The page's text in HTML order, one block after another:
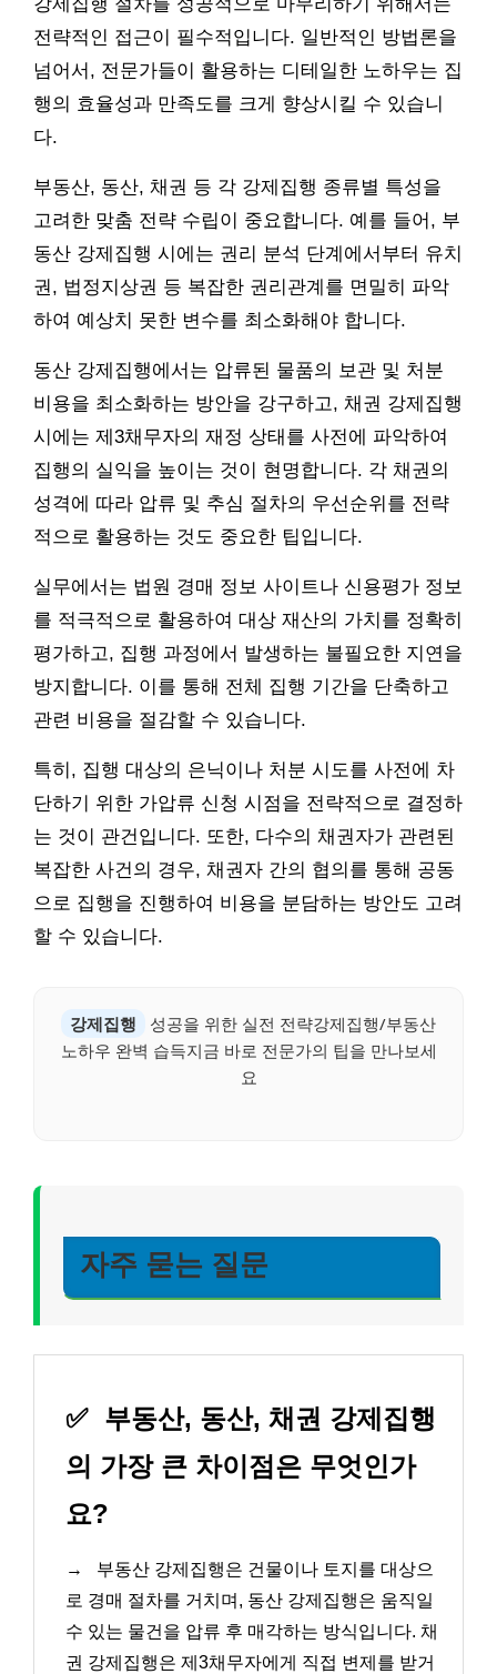
전략적인 접근이 필수적입니다. 일반적인 방법론을
넘어서, 전문가들이 활용하는 디테일한 노하우는 집
행의 효율성과 만족도를 크게 향상시킬 수 있습니
다.
부동산, 동산, 채권 등 각 강제집행 종류별 특성을
고려한 맞춤 전략 수립이 중요합니다. 예를 들어, 부
동산 강제집행 시에는 권리 분석 단계에서부터 유치
권, 법정지상권 등 복잡한 권리관계를 면밀히 파악
하여 예상치 못한 변수를 최소화해야 합니다.
동산 강제집행에서는 압류된 물품의 보관 및 처분
비용을 최소화하는 방안을 강구하고, 채권 강제집행
시에는 제3채무자의 재정 상태를 사전에 파악하여
집행의 실익을 높이는 것이 현명합니다. 각 채권의
성격에 따라 압류 및 추심 절차의 우선순위를 전략
적으로 활용하는 것도 중요한 팁입니다.
실무에서는 법원 경매 정보 사이트나 신용평가 정보
를 적극적으로 활용하여 대상 재산의 가치를 정확히
평가하고, 집행 과정에서 발생하는 불필요한 지연을
방지합니다. 이를 통해 전체 집행 기간을 단축하고
관련 비용을 절감할 수 있습니다.
특히, 집행 대상의 은닉이나 처분 시도를 사전에 차
단하기 위한 가압류 신청 시점을 전략적으로 결정하
는 것이 관건입니다. 또한, 다수의 채권자가 관련된
복잡한 사건의 경우, 채권자 간의 협의를 통해 공동
으로 집행을 진행하여 비용을 분담하는 방안도 고려
할 수 있습니다.
강제집행
성공을 위한 실전 전략강제집행/부동산
노하우 완벽 습득지금 바로 전문가의 팁을 만나보세
요
자주 묻는 질문
✅ 부동산, 동산, 채권 강제집행
의 가장 큰 차이점은 무엇인가
요?
→
부동산 강제집행은 건물이나 토지를 대상으
로 경매 절차를 거치며, 동산 강제집행은 움직일
수 있는 물건을 압류 후 매각하는 방식입니다. 채
권 강제집행은 제3채무자에게 직접 변제를 받거